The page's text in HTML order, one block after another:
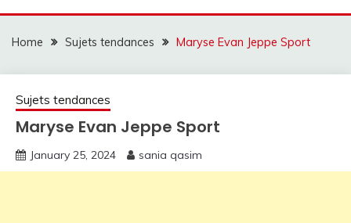
Home Sujets tendances Maryse Evan Jeppe Sport
Sujets tendances
Maryse Evan Jeppe Sport
January 25, 2024 sania qasim